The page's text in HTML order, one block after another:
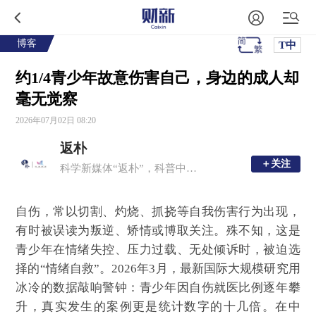
博客 T中
约1/4青少年故意伤害自己，身边的成人却
毫无觉察
2026年07月02日 08:20
返朴
科学新媒体“返朴”，科普中国子品牌，倡导“溯源守拙，问学求新”。 ＋关注
＋关注
自伤，常以切割、灼烧、抓挠等自我伤害行为出现，
有时被误读为叛逆、矫情或博取关注。殊不知，这是
青少年在情绪失控、压力过载、无处倾诉时，被迫选
择的“情绪自救”。2026年3月，最新国际大规模研究用
冰冷的数据敲响警钟：青少年因自伤就医比例逐年攀
升，真实发生的案例更是统计数字的十几倍。在中